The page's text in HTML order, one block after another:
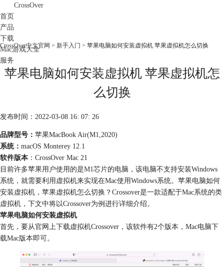
CrossOver
首页
产品
下载
Mac游戏大全
服务
购买
CrossOver中文官网 > 新手入门 > 苹果电脑如何安装虚拟机 苹果虚拟机怎么切换
苹果电脑如何安装虚拟机 苹果虚拟机怎
么切换
发布时间：2022-03-08 16: 07: 26
品牌型号： 苹果MacBook Air(M1,2020)
系统： macOS Monterey 12.1
软件版本：CrossOver Mac 21
目前许多苹果用户使用的是M1芯片的电脑，该电脑不支持安装Windows
系统，就需要利用虚拟机来实现在Mac使用Windows系统。苹果电脑如何
安装虚拟机，苹果虚拟机怎么切换？Crossover是一款适配于Mac系统的类
虚拟机，下文中将以Crossover为例进行详细介绍。
苹果电脑如何安装虚拟机
首先，要从官网上下载虚拟机Crossover，该软件有2个版本，Mac电脑下
载Mac版本即可。